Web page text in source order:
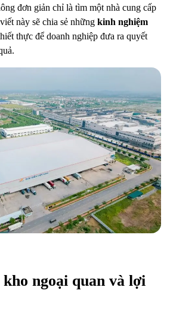
đơn giản chỉ là tìm một nhà cung cấp
này sẽ chia sẻ những kinh nghiệm
thực để doanh nghiệp đưa ra quyết
ngoại quan và lợi